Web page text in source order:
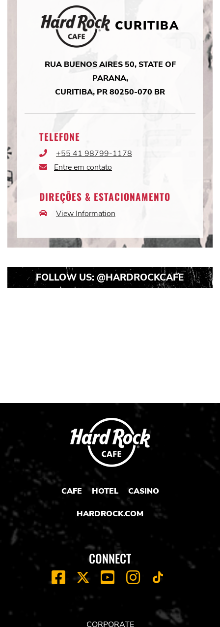
CURITIBA
RUA BUENOS AIRES 50, STATE OF
PARANA,
CURITIBA, PR 80250-070 BR
TELEFONE
Phone+55 41 98799-1178
Email
Entre em contato
DIREÇÕES & ESTACIONAMENTO
CarView Information
FOLLOW US: @HARDROCKCAFE
CAFE HOTEL CASINO
HARDROCK.COM
CONNECT
FACEBOOK
X YOUTUBEINSTAGRAM
CORPORATE